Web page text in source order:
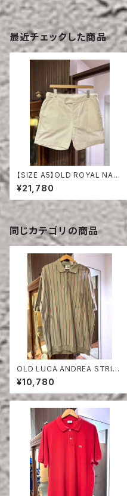
最近チェックした商品
【SIZE A5】OLD ROYAL NAV
Y COTTON SHORTS
¥21,780
同じカテゴリの商品
OLD LUCA ANDREA STRIPE
COTTON HALF SLEEVE SHI
RT
¥10,780